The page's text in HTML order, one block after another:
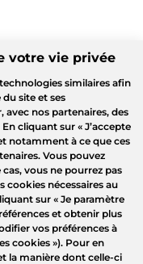
votre vie privée
similaires afin
du site et ses
nos partenaires, des
En cliquant sur « J’accepte
notamment à ce que ces
Vous pouvez
cas, vous ne pourrez pas
cookies nécessaires au
sur « Je paramètre
et obtenir plus
vos préférences à
cookies »). Pour en
la manière dont celle-ci